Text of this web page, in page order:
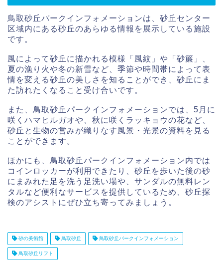
鳥取砂丘パークインフォメーションは、砂丘センター
区域内にある砂丘のあらゆる情報を展示している施設
です。
風によって砂丘に描かれる模様「風紋」や「砂簾」、
夏の漁り火や冬の新雪など、季節や時間帯によって表
情を変える砂丘の美しさを知ることができ、砂丘にま
た訪れたくなること受け合いです。
また、鳥取砂丘パークインフォメーションでは、5月に
咲くハマヒルガオや、秋に咲くラッキョウの花など、
砂丘と生物の営みが織りなす風景・光景の資料を見る
ことができます。
ほかにも、鳥取砂丘パークインフォメーション内では
コインロッカーが利用できたり、砂丘を歩いた後の砂
にまみれた足を洗う足洗い場や、サンダルの無料レン
タルなど便利なサービスを提供しているため、砂丘探
検のアシストにぜひ立ち寄ってみましょう。
砂の美術館 鳥取砂丘 鳥取砂丘パークインフォメーション
鳥取砂丘リフト